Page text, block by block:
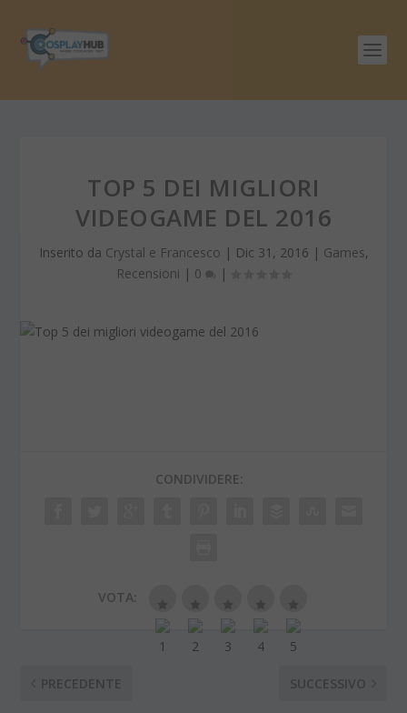
TOP 5 DEI MIGLIORI
VIDEOGAME DEL 2016
Inserito da Crystal e Francesco | Dic 31, 2016 | Games,
Recensioni | 0 |
CONDIVIDERE:
VOTA:
PRECEDENTE SUCCESSIVO